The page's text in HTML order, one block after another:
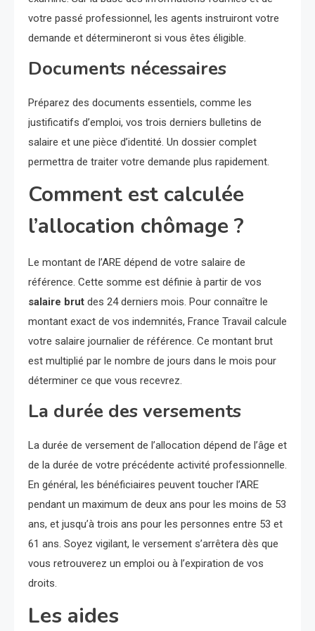
votre passé professionnel, les agents instruiront votre
demande et détermineront si vous êtes éligible.
Documents nécessaires
Préparez des documents essentiels, comme les
justificatifs d’emploi, vos trois derniers bulletins de
salaire et une pièce d’identité. Un dossier complet
permettra de traiter votre demande plus rapidement.
Comment est calculée
l’allocation chômage ?
Le montant de l’ARE dépend de votre salaire de
référence. Cette somme est définie à partir de vos
salaire brut des 24 derniers mois. Pour connaître le
montant exact de vos indemnités, France Travail calcule
votre salaire journalier de référence. Ce montant brut
est multiplié par le nombre de jours dans le mois pour
déterminer ce que vous recevrez.
La durée des versements
La durée de versement de l’allocation dépend de l’âge et
de la durée de votre précédente activité professionnelle.
En général, les bénéficiaires peuvent toucher l’ARE
pendant un maximum de deux ans pour les moins de 53
ans, et jusqu’à trois ans pour les personnes entre 53 et
61 ans. Soyez vigilant, le versement s’arrêtera dès que
vous retrouverez un emploi ou à l’expiration de vos
droits.
Les aides